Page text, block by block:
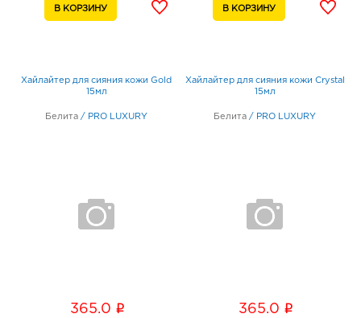
Хайлайтер для сияния кожи Gold
15мл
Белита / PRO LUXURY
365.0 i
Хайлайтер для сияния кожи Crystal
15мл
Белита / PRO LUXURY
365.0 i